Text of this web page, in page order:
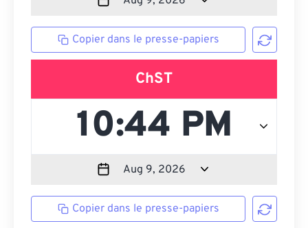
Copier dans le presse-papiers
ChST
Copier dans le presse-papiers